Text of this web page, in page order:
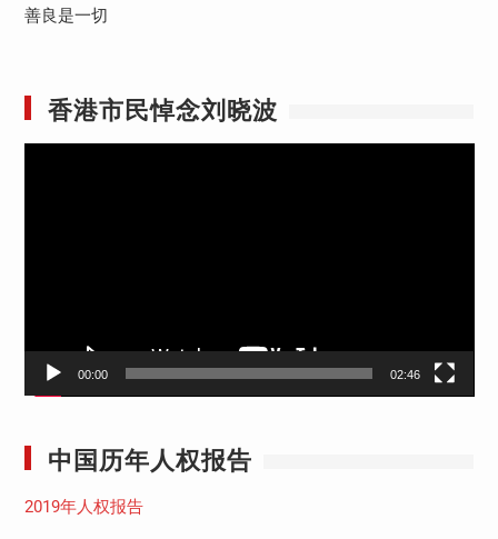
善良是一切
香港市民悼念刘晓波
00:00 02:46
中国历年人权报告
2019年人权报告